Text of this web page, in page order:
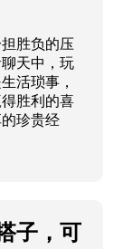
胜负的压
天中，玩
活琐事，
胜利的喜
珍贵经
子，可